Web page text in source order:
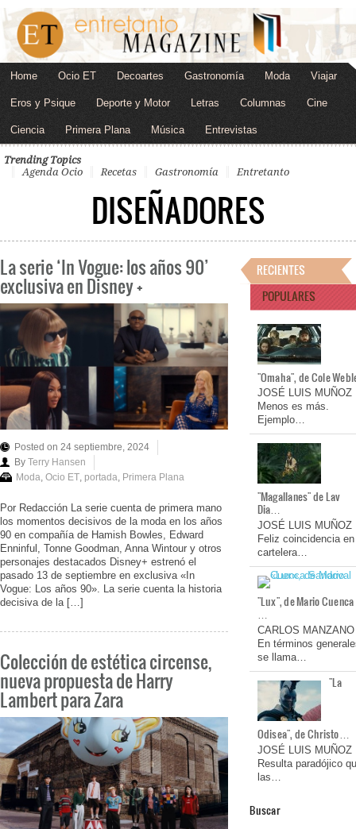
Home Ocio ET Decoartes Gastronomía Moda Viajar
Eros y Psique Deporte y Motor Letras Columnas Cine
Ciencia Primera Plana Música Entrevistas
Trending Topics
Agenda Ocio
Recetas Gastronomía Entretanto
DISEÑADORES
La serie ‘In Vogue: los años 90’
exclusiva en Disney +
Posted on 24 septiembre, 2024
By Terry Hansen
Moda, Ocio ET, portada, Primera Plana
Por Redacción La serie cuenta de primera mano
los momentos decisivos de la moda en los años
90 en compañía de Hamish Bowles, Edward
Enninful, Tonne Goodman, Anna Wintour y otros
personajes destacados Disney+ estrenó el
pasado 13 de septiembre en exclusiva «In
Vogue: Los años 90». La serie cuenta la historia
decisiva de la […]
Colección de estética circense,
nueva propuesta de Harry
Lambert para Zara
RECIENTES
POPULARES
"Omaha", de Cole
JOSÉ LUIS MUÑOZ
Menos es más.
Ejemplo…
"Magallanes" de Lav
Dia…
JOSÉ LUIS MUÑOZ
Feliz coincidencia en
cartelera…
"Lux", de Mario Cuenca
…
CARLOS MANZANO
En términos
se llama…
"La
Odisea", de Christo…
JOSÉ LUIS MUÑOZ
Resulta paradójico
las…
Buscar